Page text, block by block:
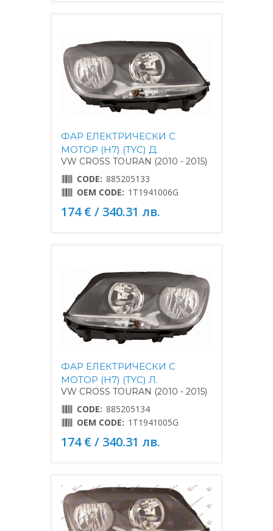
ФАР ЕЛЕКТРИЧЕСКИ С
МОТОР (H7) (TYC) Д.
VW CROSS TOURAN (2010 - 2015)
CODE: 885205133
OEM CODE: 1T1941006G
174 € / 340.31 лв.
ФАР ЕЛЕКТРИЧЕСКИ С
МОТОР (H7) (TYC) Л.
VW CROSS TOURAN (2010 - 2015)
CODE: 885205134
OEM CODE: 1T1941005G
174 € / 340.31 лв.